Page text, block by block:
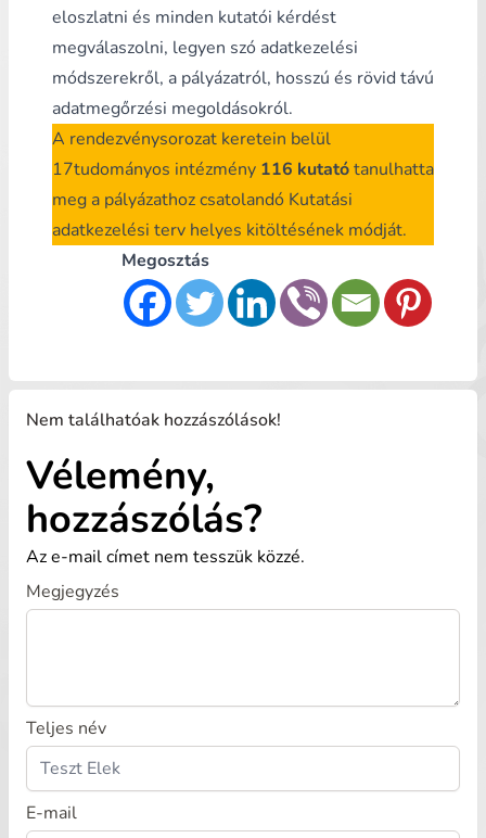
eloszlatni és minden kutatói kérdést
megválaszolni, legyen szó adatkezelési
módszerekről, a pályázatról, hosszú és rövid távú
adatmegőrzési megoldásokról.
A rendezvénysorozat keretein belül
17tudományos intézmény 116 kutatótanulhatta
meg a pályázathoz csatolandó Kutatási
adatkezelési terv helyes kitöltésének módját.
Megosztás
Nem találhatóak hozzászólások!
Vélemény,
hozzászólás?
Az e-mail címet nem tesszük közzé.
Megjegyzés
Teljes név
E-mail